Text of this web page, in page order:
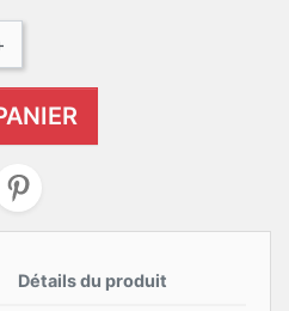
Détails du produit